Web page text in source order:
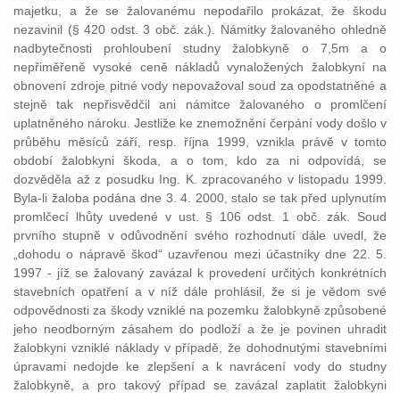
majetku, a že se žalovanému nepodařilo prokázat, že škodu
nezavinil (§ 420 odst. 3 obč. zák.). Námitky žalovaného ohledně
nadbytečnosti prohloubení studny žalobkyně o 7,5m a o
nepřiměřeně vysoké ceně nákladů vynaložených žalobkyní na
obnovení zdroje pitné vody nepovažoval soud za opodstatněné a
stejně tak nepřisvědčil ani námitce žalovaného o promlčení
uplatněného nároku. Jestliže ke znemožnění čerpání vody došlo v
průběhu měsíců září, resp. října 1999, vznikla právě v tomto
období žalobkyni škoda, a o tom, kdo za ni odpovídá, se
dozvěděla až z posudku Ing. K. zpracovaného v listopadu 1999.
Byla-li žaloba podána dne 3. 4. 2000, stalo se tak před uplynutím
promlčecí lhůty uvedené v ust. § 106 odst. 1 obč. zák. Soud
prvního stupně v odůvodnění svého rozhodnutí dále uvedl, že
„dohodu o nápravě škod“ uzavřenou mezi účastníky dne 22. 5.
1997 - jíž se žalovaný zavázal k provedení určitých konkrétních
stavebních opatření a v níž dále prohlásil, že si je vědom své
odpovědnosti za škody vzniklé na pozemku žalobkyně způsobené
jeho neodborným zásahem do podloží a že je povinen uhradit
žalobkyni vzniklé náklady v případě, že dohodnutými stavebními
úpravami nedojde ke zlepšení a k navrácení vody do studny
žalobkyně, a pro takový případ se zavázal zaplatit žalobkyni